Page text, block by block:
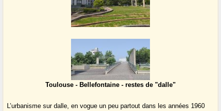
Toulouse - Bellefontaine - restes de "dalle"
L’urbanisme sur dalle, en vogue un peu partout dans les années 1960